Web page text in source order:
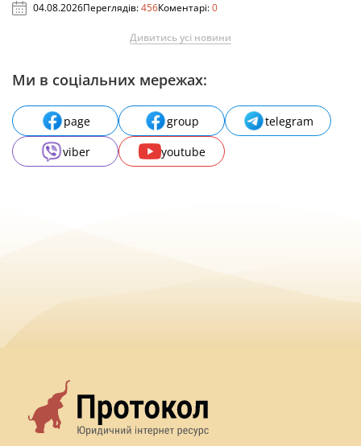
04.08.2026Переглядів:456Коментарі:0
Дивитись усі новини
Ми в соціальних мережах:
page group
telegram
viber
youtube